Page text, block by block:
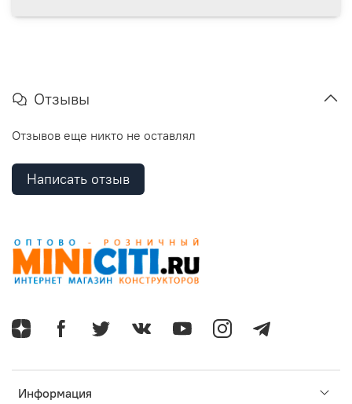
Отзывы
Отзывов еще никто не оставлял
Написать отзыв
Информация